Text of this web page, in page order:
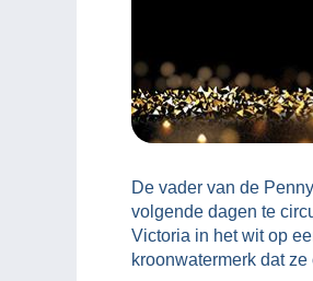
De vader van de
volgende dagen te
Victoria in het wit op
kroonwatermerk dat